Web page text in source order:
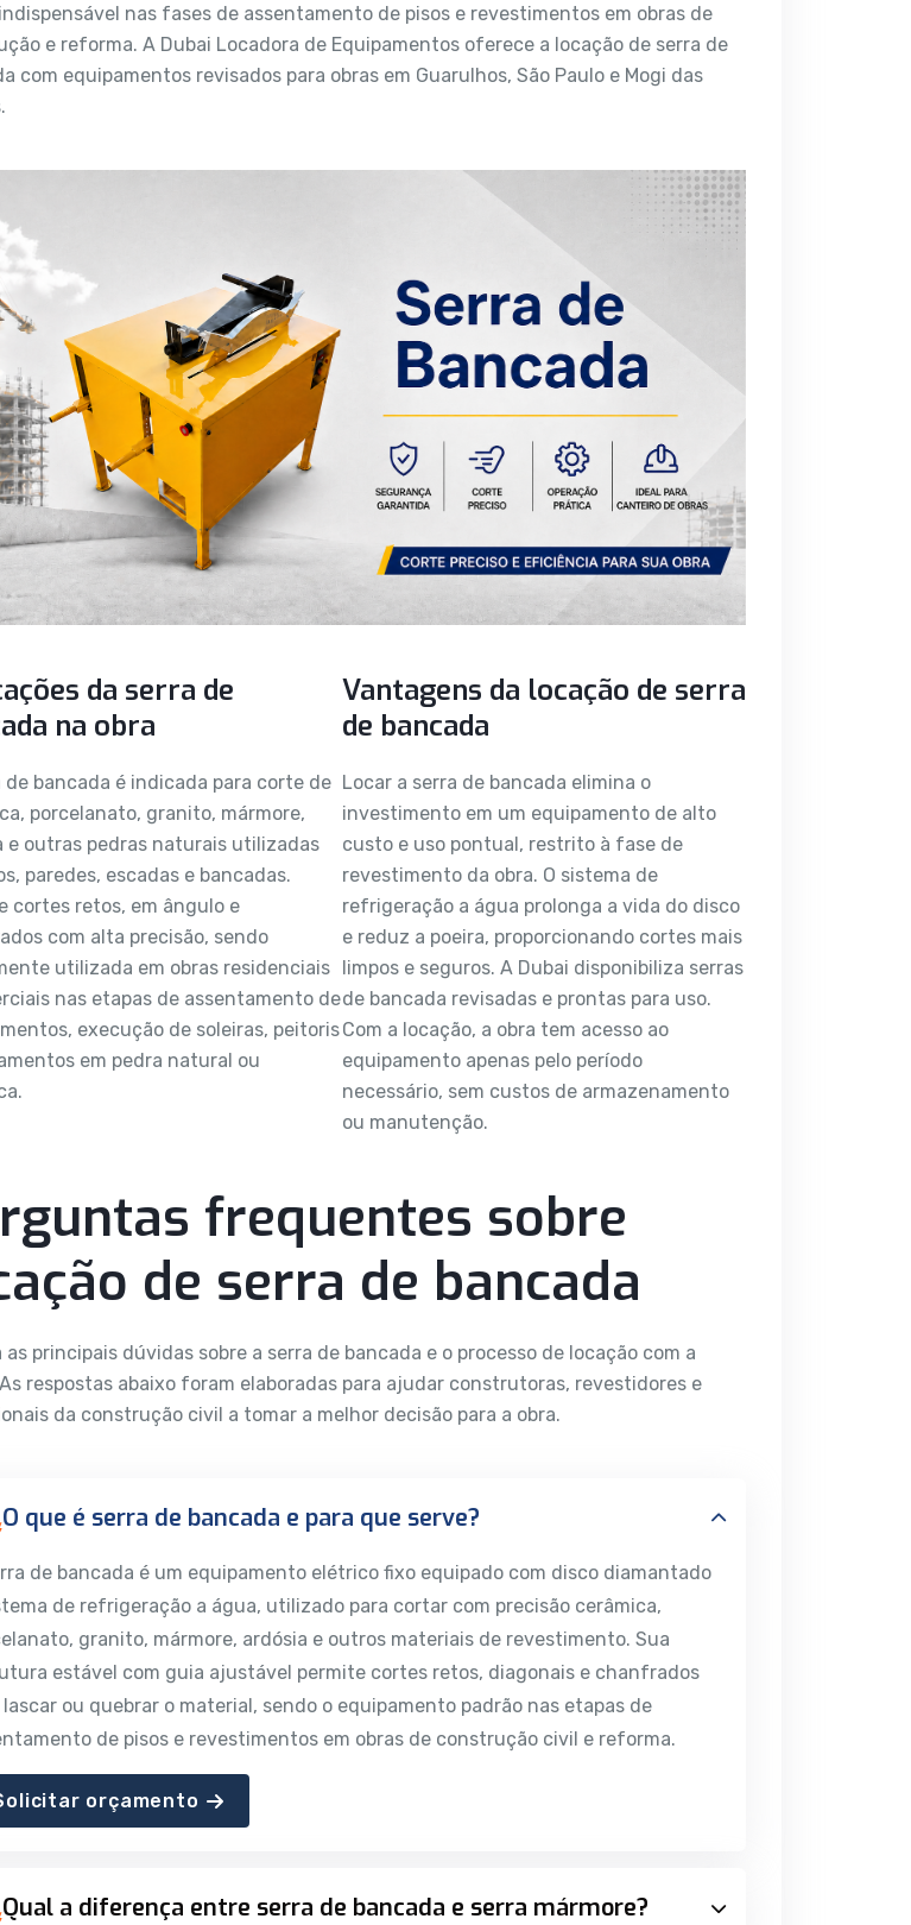
nas fases de assentamento de pisos e revestimentos em obras de
e reforma. A Dubai Locadora de Equipamentos oferece a locação de serra de
com equipamentos revisados para obras em Guarulhos, São Paulo e Mogi das
da serra de
na obra
de bancada é indicada para corte de
porcelanato, granito, mármore,
e outras pedras naturais utilizadas
paredes, escadas e bancadas.
cortes retos, em ângulo e
com alta precisão, sendo
utilizada em obras residenciais
nas etapas de assentamento de
execução de soleiras, peitoris
em pedra natural ou
Vantagens da locação de serra
de bancada
Locar a serra de bancada elimina o
investimento em um equipamento de alto
custo e uso pontual, restrito à fase de
revestimento da obra. O sistema de
refrigeração a água prolonga a vida do disco
e reduz a poeira, proporcionando cortes mais
limpos e seguros. A Dubai disponibiliza serras
de bancada revisadas e prontas para uso.
Com a locação, a obra tem acesso ao
equipamento apenas pelo período
necessário, sem custos de armazenamento
ou manutenção.
frequentes sobre
de serra de bancada
as principais dúvidas sobre a serra de bancada e o processo de locação com a
respostas abaixo foram elaboradas para ajudar construtoras, revestidores e
da construção civil a tomar a melhor decisão para a obra.
O que é serra de bancada e para que serve?
de bancada é um equipamento elétrico fixo equipado com disco diamantado
de refrigeração a água, utilizado para cortar com precisão cerâmica,
granito, mármore, ardósia e outros materiais de revestimento. Sua
estável com guia ajustável permite cortes retos, diagonais e chanfrados
lascar ou quebrar o material, sendo o equipamento padrão nas etapas de
de pisos e revestimentos em obras de construção civil e reforma.
orçamento
Qual a diferença entre serra de bancada e serra mármore?